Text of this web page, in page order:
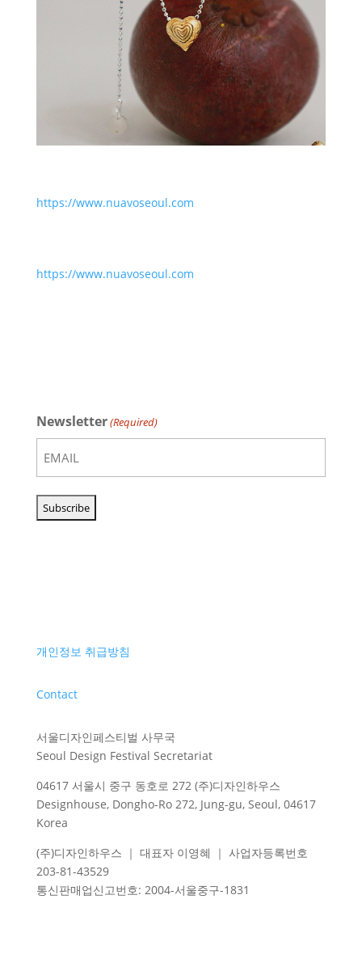
https://www.nuavoseoul.com
https://www.nuavoseoul.com
Newsletter(Required)
개인정보 취급방침
Contact
서울디자인페스티벌 사무국
Seoul Design Festival Secretariat
04617 서울시 중구 동호로 272 (주)디자인하우스
Designhouse, Dongho-Ro 272, Jung-gu, Seoul, 04617
Korea
(주)디자인하우스 ｜ 대표자 이영혜 ｜ 사업자등록번호
203-81-43529
통신판매업신고번호: 2004-서울중구-1831